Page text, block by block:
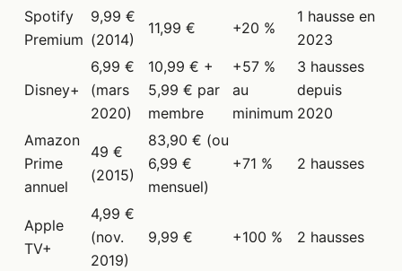
Spotify
Premium
9,99 €
(2014)
11,99 € +20 %
1 hausse en
2023
Disney+
6,99 €
(mars
2020)
10,99 € +
5,99 € par
membre
+57 %
au
minimum
3 hausses
depuis
2020
Amazon
Prime
annuel
49 €
(2015)
83,90 € (ou
6,99 €
mensuel)
+71 % 2 hausses
Apple
TV+
4,99 €
(nov.
2019)
9,99 € +100 % 2 hausses